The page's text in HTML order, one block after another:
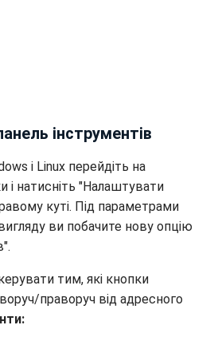
інструментів
і Linux перейдіть на
і натисніть "Налаштувати
куті. Під параметрами
ви побачите нову опцію
тим, які кнопки
праворуч від адресного